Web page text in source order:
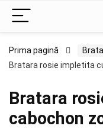
Prima pagină
Bratara rosie impletita
Bratara
cabochon